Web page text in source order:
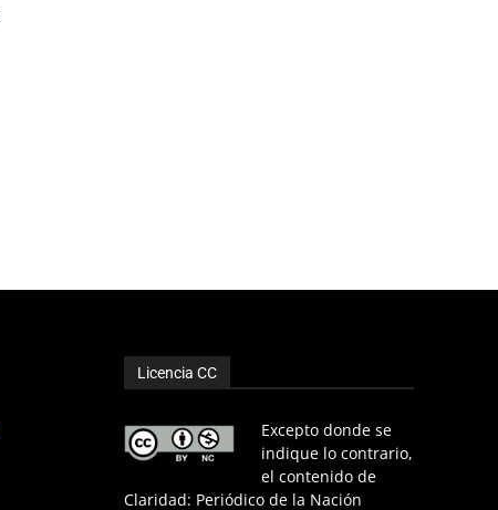
o
.
Licencia CC
Excepto donde se
indique lo contrario,
el contenido de
Claridad: Periódico de la Nación